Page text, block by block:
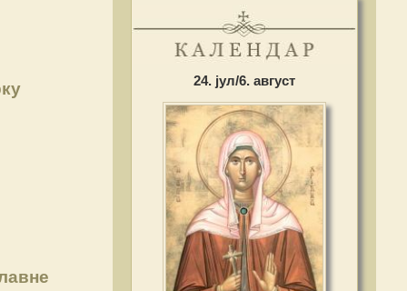
24. јул/6. август